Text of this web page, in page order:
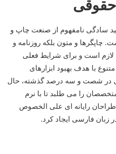
سادگی نامفهوم از صنعت چاپ و
چاپگرها و متون بلکه روزنامه و
است و برای شرایط فعلی
با هدف بهبود ابزارهای
در شصت و سه درصد گذشته، حال
را می طلبد تا با نرم
طراحان رایانه ای علی الخصوص
زبان فارسی ایجاد کرد.